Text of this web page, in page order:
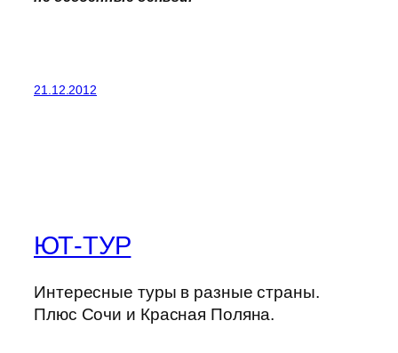
21.12.2012
ЮТ-ТУР
Интересные туры в разные страны.
Плюс Сочи и Красная Поляна.